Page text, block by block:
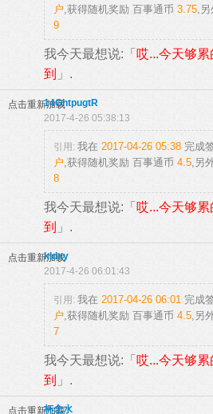
户,获得随机奖励 百事通币 3.75,另
9
我今天最想说:「 哎...今天够
到 」.
点击重新加载14GhtpugtR
2017-4-26 05:38:13
引用: 我在 2017-04-26 05:38 完成
户,获得随机奖励 百事通币 4.5,另
8
我今天最想说:「 哎...今天够
到 」.
点击重新加载
kldxy
2017-4-26 06:01:43
引用: 我在 2017-04-26 06:01 完成
户,获得随机奖励 百事通币 4.5,另
7
我今天最想说:「 哎...今天够
到 」.
点击重新加载
杯念水